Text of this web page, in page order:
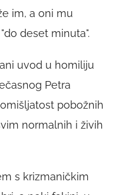
im, a oni mu
deset minuta".
uvod u homiliju
Petra
pobožnih
normalnih i živih
s krizmaničkim